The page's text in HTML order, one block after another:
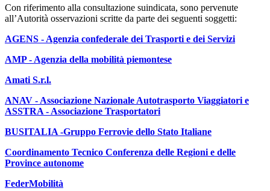
Con riferimento alla consultazione suindicata, sono pervenute
all’Autorità osservazioni scritte da parte dei seguenti soggetti:
AGENS - Agenzia confederale dei Trasporti e dei Servizi
AMP - Agenzia della mobilità piemontese
Amati S.r.l.
ANAV - Associazione Nazionale Autotrasporto Viaggiatori e
ASSTRA - Associazione Trasportatori
BUSITALIA -Gruppo Ferrovie dello Stato Italiane
Coordinamento Tecnico Conferenza delle Regioni e delle
Province autonome
FederMobilità